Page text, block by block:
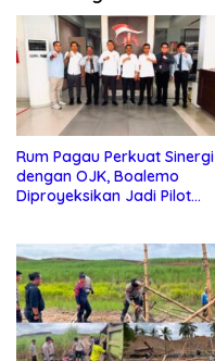
Rum Pagau Perkuat Sinergi
dengan OJK, Boalemo
Diproyeksikan Jadi Pilot